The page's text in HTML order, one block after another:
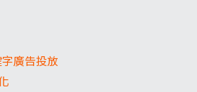
廣告投放